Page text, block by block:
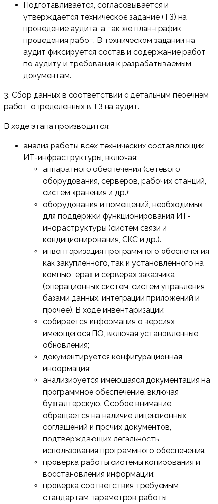
Подготавливается, согласовывается и
утверждается техническое задание (ТЗ) на
проведение аудита, а так же план-график
проведения работ. В техническом задании на
аудит фиксируется состав и содержание работ
по аудиту и требования к разрабатываемым
документам.
3. Сбор данных в соответствии с детальным перечнем
работ, определенных в ТЗ на аудит.
В ходе этапа производится:
анализ работы всех технических составляющих
ИТ-инфраструктуры, включая:
аппаратного обеспечения (сетевого
оборудования, серверов, рабочих станций,
систем хранения и др.);
оборудования и помещений, необходимых
для поддержки функционирования ИТ-
инфраструктуры (систем связи и
кондиционирования, СКС и др.).
инвентаризация программного обеспечения
как закупленного, так и установленного на
компьютерах и серверах заказчика
(операционных систем, систем управления
базами данных, интеграции приложений и
прочее). В ходе инвентаризации:
собирается информация о версиях
имеющегося ПО, включая установленные
обновления;
документируется конфигурационная
информация;
анализируется имеющаяся документация на
программное обеспечение, включая
бухгалтерскую. Особое внимание
обращается на наличие лицензионных
соглашений и прочих документов,
подтверждающих легальность
использования программного обеспечения.
проверка работы системы копирования и
восстановления информации;
проверка соответствия требуемым
стандартам параметров работы